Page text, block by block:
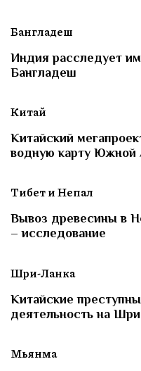
Бангладеш
Индия расследует
Бангладеш
Китай
Китайский
водную карту Южной
Тибет и Непал
Вывоз древесины в
– исследование
Шри-Ланка
Китайские
деятельность на
Мьянма